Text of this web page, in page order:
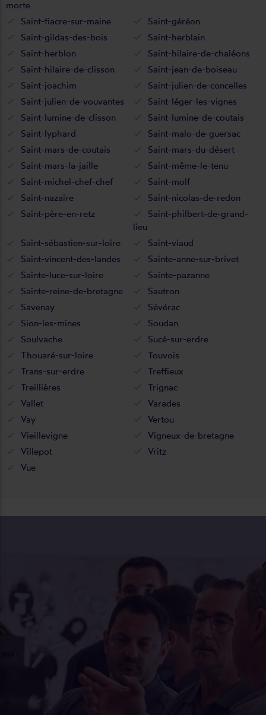
morte
Saint-fiacre-sur-maine
Saint-géréon
Saint-gildas-des-bois
Saint-herblain
Saint-herblon
Saint-hilaire-de-chaléons
Saint-hilaire-de-clisson
Saint-jean-de-boiseau
Saint-joachim
Saint-julien-de-concelles
Saint-julien-de-vouvantes
Saint-léger-les-vignes
Saint-lumine-de-clisson
Saint-lumine-de-coutais
Saint-lyphard
Saint-malo-de-guersac
Saint-mars-de-coutais
Saint-mars-du-désert
Saint-mars-la-jaille
Saint-même-le-tenu
Saint-michel-chef-chef
Saint-molf
Saint-nazaire
Saint-nicolas-de-redon
Saint-père-en-retz
Saint-philbert-de-grand-
lieu
Saint-sébastien-sur-loire
Saint-viaud
Saint-vincent-des-landes
Sainte-anne-sur-brivet
Sainte-luce-sur-loire
Sainte-pazanne
Sainte-reine-de-bretagne
Sautron
Savenay
Sévérac
Sion-les-mines
Soudan
Soulvache
Sucé-sur-erdre
Thouaré-sur-loire
Touvois
Trans-sur-erdre
Treffieux
Treillières
Trignac
Vallet
Varades
Vay
Vertou
Vieillevigne
Vigneux-de-bretagne
Villepot
Vritz
Vue